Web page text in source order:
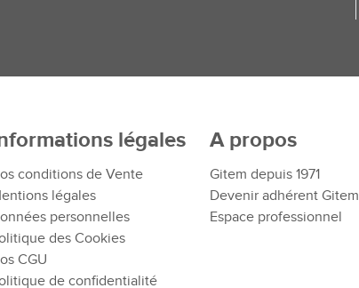
légales
conditions de Vente
légales
personnelles
des Cookies
CGU
de confidentialité
A propos
Gitem depuis 1971
Devenir adhérent Gitem
Espace professionnel